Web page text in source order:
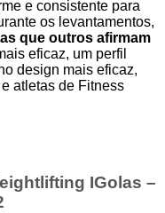
e consistente para
os levantamentos,
que outros afirmam
eficaz, um perfil
design mais eficaz,
atletas de Fitness
IGolas –